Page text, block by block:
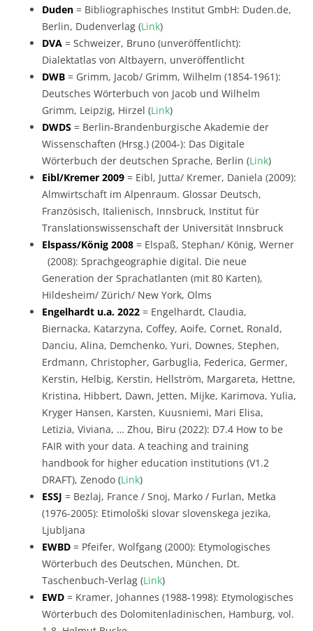
Duden = Bibliographisches Institut GmbH: Duden.de,
Berlin, Dudenverlag (Link)
DVA = Schweizer, Bruno (unveröffentlicht):
Dialektatlas von Altbayern, unveröffentlicht
DWB = Grimm, Jacob/ Grimm, Wilhelm (1854-1961):
Deutsches Wörterbuch von Jacob und Wilhelm
Grimm, Leipzig, Hirzel (Link)
DWDS = Berlin-Brandenburgische Akademie der
Wissenschaften (Hrsg.) (2004-): Das Digitale
Wörterbuch der deutschen Sprache, Berlin (Link)
Eibl/Kremer 2009 = Eibl, Jutta/ Kremer, Daniela (2009):
Almwirtschaft im Alpenraum. Glossar Deutsch,
Französisch, Italienisch, Innsbruck, Institut für
Translationswissenschaft der Universität Innsbruck
Elspass/König 2008 = Elspaß, Stephan/ König, Werner
(2008): Sprachgeographie digital. Die neue
Generation der Sprachatlanten (mit 80 Karten),
Hildesheim/ Zürich/ New York, Olms
Engelhardt u.a. 2022 = Engelhardt, Claudia,
Biernacka, Katarzyna, Coffey, Aoife, Cornet, Ronald,
Danciu, Alina, Demchenko, Yuri, Downes, Stephen,
Erdmann, Christopher, Garbuglia, Federica, Germer,
Kerstin, Helbig, Kerstin, Hellström, Margareta, Hettne,
Kristina, Hibbert, Dawn, Jetten, Mijke, Karimova, Yulia,
Kryger Hansen, Karsten, Kuusniemi, Mari Elisa,
Letizia, Viviana, … Zhou, Biru (2022): D7.4 How to be
FAIR with your data. A teaching and training
handbook for higher education institutions (V1.2
DRAFT), Zenodo (Link)
ESSJ = Bezlaj, France / Snoj, Marko / Furlan, Metka
(1976-2005): Etimološki slovar slovenskega jezika,
Ljubljana
EWBD = Pfeifer, Wolfgang (2000): Etymologisches
Wörterbuch des Deutschen, München, Dt.
Taschenbuch-Verlag (Link)
EWD = Kramer, Johannes (1988-1998): Etymologisches
Wörterbuch des Dolomitenladinischen, Hamburg, vol.